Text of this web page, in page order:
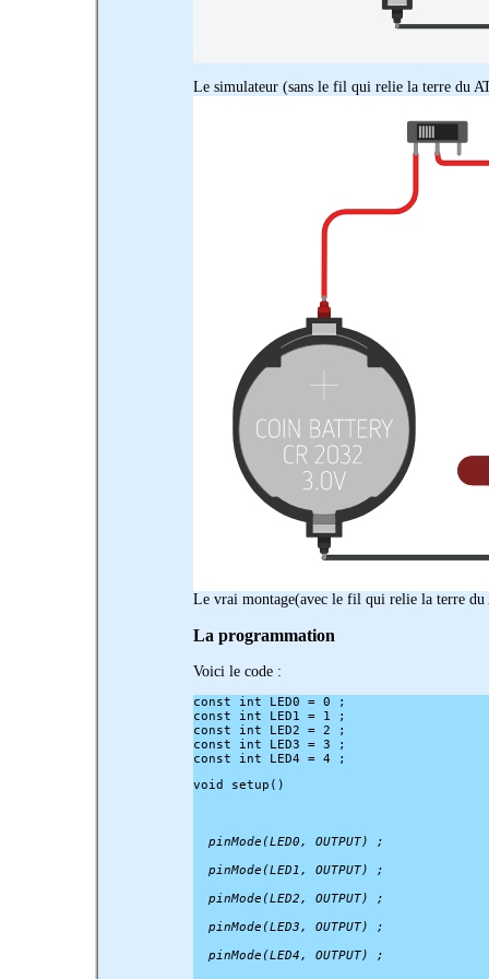
Le simulateur (sans le fil qui relie la terre du
Le vrai montage(avec le fil qui relie la terre
La programmation
Voici le code :
const int LED0 = 0 ;
const int LED1 = 1 ;
const int LED2 = 2 ;
const int LED3 = 3 ;
void setup()
  pinMode(LED0, OUTPUT) ;
  pinMode(LED1, OUTPUT) ;
  pinMode(LED2, OUTPUT) ;
  pinMode(LED3, OUTPUT) ;
  pinMode(LED4, OUTPUT) ;